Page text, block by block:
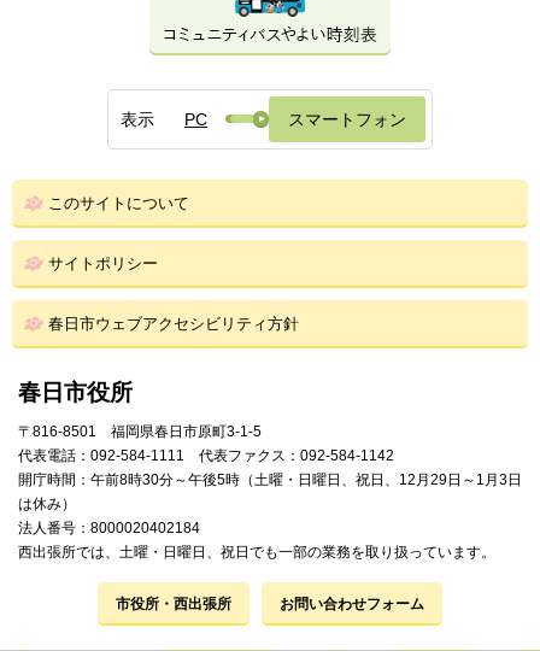
表示 PC スマートフォン
このサイトについて
サイトポリシー
春日市ウェブアクセシビリティ方針
春日市役所
〒816-8501 福岡県春日市原町3-1-5
代表電話：092-584-1111 代表ファクス：092-584-1142
開庁時間：午前8時30分～午後5時（土曜・日曜日、祝日、12月29日～1月3日
は休み）
法人番号：8000020402184
西出張所では、土曜・日曜日、祝日でも一部の業務を取り扱っています。
市役所・西出張所 お問い合わせフォーム